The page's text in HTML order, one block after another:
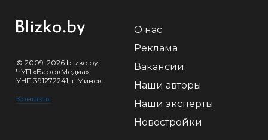
© 2009-2026 blizko.by,
ЧУП «БарокМедиа»,
УНП 391272241, г.Минск
Контакты
О нас
Реклама
Вакансии
Наши авторы
Наши эксперты
Новостройки